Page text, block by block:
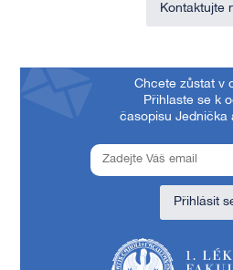
Kontaktujte
Chcete zůstat v
Přihlaste se k
časopisu Jednička
Přihlásit